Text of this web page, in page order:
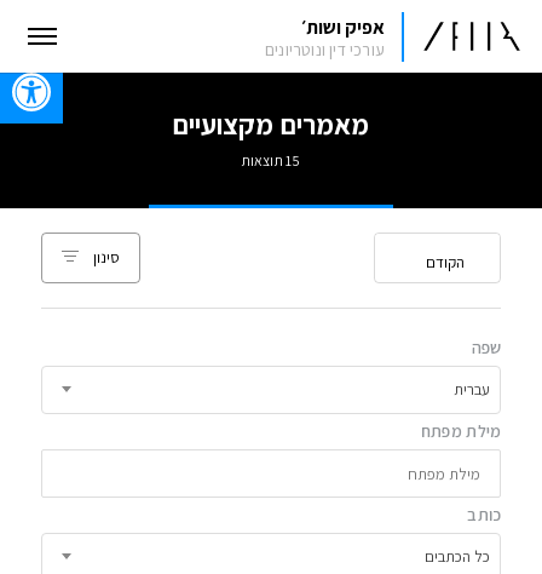
אפיק ושות׳
עורכי דין ונוטריונים
מאמרים מקצועיים
15 תוצאות
הקודם סינון
שפה
עברית
מילת מפתח
כותב
כל הכתבים